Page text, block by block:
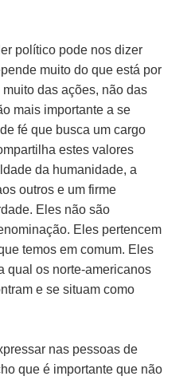
político pode nos dizer
muito do que está por
das ações, não das
mais importante a se
fé que busca um cargo
estes valores
da humanidade, a
outros e um firme
Eles não são
Eles pertencem
temos em comum. Eles
qual os norte-americanos
e se situam como
nas pessoas de
que é importante que não